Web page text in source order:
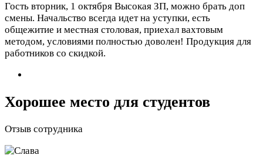
Гость вторник, 1 октября Высокая ЗП, можно брать доп
смены. Начальство всегда идет на уступки, есть
общежитие и местная столовая, приехал вахтовым
методом, условиями полностью доволен! Продукция для
работников со скидкой.
Хорошее место для студентов
Отзыв сотрудника